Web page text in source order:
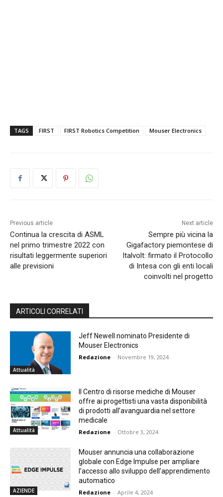
TAGS FIRST FIRST Robotics Competition Mouser Electronics
Previous article
Continua la crescita di ASML
nel primo trimestre 2022 con
risultati leggermente superiori
alle previsioni
Next article
Sempre più vicina la
Gigafactory piemontese di
Italvolt: firmato il Protocollo
di Intesa con gli enti locali
coinvolti nel progetto
ARTICOLI CORRELATI
Attualità
Jeff Newell nominato Presidente di
Mouser Electronics
Redazione - Novembre 19, 2024
Attualità
Il Centro di risorse mediche di Mouser
offre ai progettisti una vasta disponibilità
di prodotti all’avanguardia nel settore
medicale
Redazione - Ottobre 3, 2024
AZIENDE
Mouser annuncia una collaborazione
globale con Edge Impulse per ampliare
l’accesso allo sviluppo dell’apprendimento
automatico
Redazione - Aprile 4, 2024